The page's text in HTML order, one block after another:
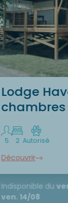
Lodge
chambres
5 2 Autorisé
Découvrir
Indisponible du
ven. 14/08